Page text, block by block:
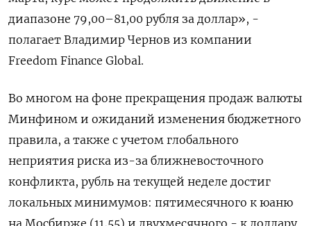
диапазоне 79,00–81,00 рубля за доллар», -
полагает Владимир Чернов из компании
Freedom Finance Global.
Во многом на фоне прекращения продаж валюты
Минфином ​и ожиданий изменения бюджетного
правила, а ⁠также с учетом глобального
неприятия риска из-за ближневосточного
конфликта, рубль на текущей неделе достиг
локальных минимумов: пятимесячного к юаню
на Мосбирже (11,55) и двухмесячного - к доллару